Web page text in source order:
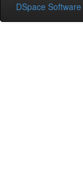
DSpace Software